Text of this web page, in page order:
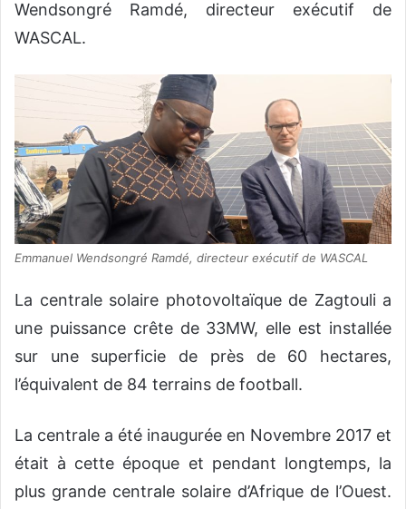
Wendsongré Ramdé, directeur exécutif de
WASCAL.
Emmanuel Wendsongré Ramdé, directeur exécutif de WASCAL
La centrale solaire photovoltaïque de Zagtouli a
une puissance crête de 33MW, elle est installée
sur une superficie de près de 60 hectares,
l’équivalent de 84 terrains de football.
La centrale a été inaugurée en Novembre 2017 et
était à cette époque et pendant longtemps, la
plus grande centrale solaire d’Afrique de l’Ouest.